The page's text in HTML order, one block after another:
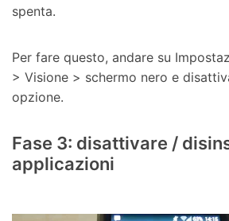
spenta.
Per fare questo, andare su
> Visione > schermo nero e
opzione.
Fase 3: disattivare /
applicazioni